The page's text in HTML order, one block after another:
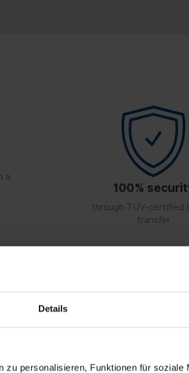
Details
zu personalisieren, Funktionen für soziale
a
100%
through TÜV-certified
transfer
Microsoft SQL Server 2025 Device
das Gerät nutzen. Die Device CAL